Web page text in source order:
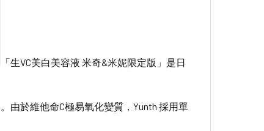
「生VC美白美容液 米奇&米妮限定版」是日
由於維他命C極易氧化變質，Yunth 採用單